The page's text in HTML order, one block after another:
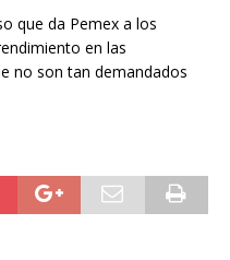
que da Pemex a los
en las
no son tan demandados